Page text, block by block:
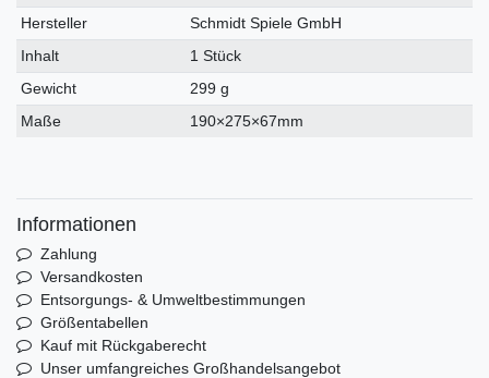
Hersteller
Schmidt Spiele GmbH
Inhalt
1 Stück
Gewicht
299 g
Maße
190×275×67mm
Informationen
Zahlung
Versandkosten
Entsorgungs- & Umweltbestimmungen
Größentabellen
Kauf mit Rückgaberecht
Unser umfangreiches Großhandelsangebot